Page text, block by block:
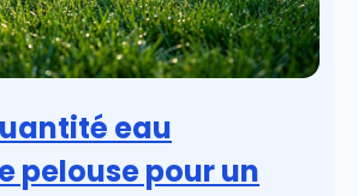
eau
pelouse pour un